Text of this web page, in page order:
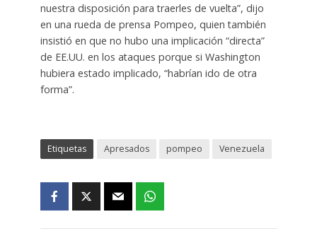
nuestra disposición para traerles de vuelta”, dijo
en una rueda de prensa Pompeo, quien también
insistió en que no hubo una implicación “directa”
de EE.UU. en los ataques porque si Washington
hubiera estado implicado, “habrían ido de otra
forma”.
Etiquetas Apresados pompeo Venezuela